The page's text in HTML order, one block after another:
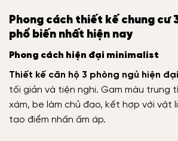
Phong cách thiết kế chung cư
phổ biến nhất hiện nay
Phong cách hiện đại minimalist
Thiết kế căn hộ 3 phòng ngủ hiện đại
tối giản và tiện nghi. Gam màu trung
xám, be làm chủ đạo, kết hợp với vật
tạo điểm nhấn ấm áp.